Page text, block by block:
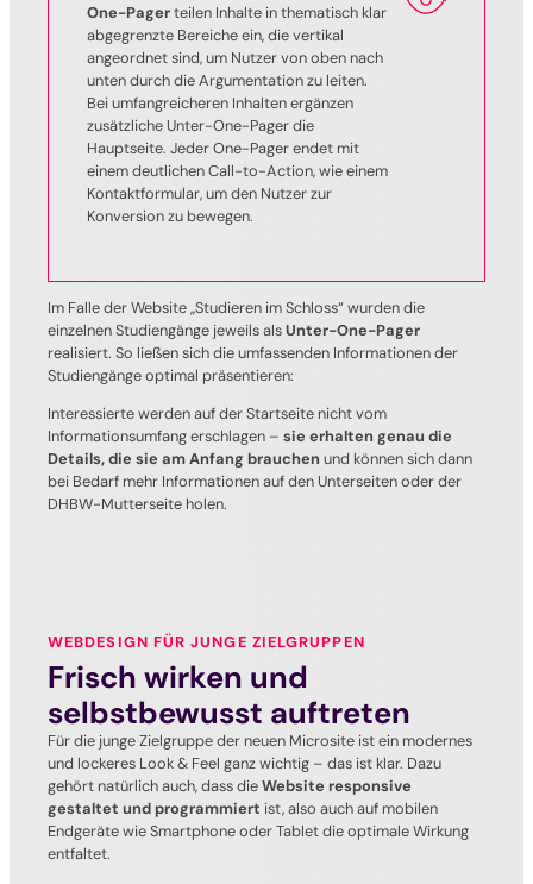
One-Pagerteilen Inhalte in thematisch klar
abgegrenzte Bereiche ein, die vertikal
angeordnet sind, um Nutzer von oben nach
unten durch die Argumentation zu leiten.
Bei umfangreicheren Inhalten ergänzen
zusätzliche Unter-One-Pager die
Hauptseite. Jeder One-Pager endet mit
einem deutlichen Call-to-Action, wie einem
Kontaktformular, um den Nutzer zur
Konversion zu bewegen.
Im Falle der Website „Studieren im Schloss“ wurden die
einzelnen Studiengänge jeweils alsUnter-One-Pager
realisiert. So ließen sich die umfassenden Informationen der
Studiengänge optimal präsentieren:
Interessierte werden auf der Startseite nicht vom
Informationsumfang erschlagen – sie erhalten genau die
Details, die sie am Anfang brauchen und können sich dann
bei Bedarf mehr Informationen auf den Unterseiten oder der
DHBW-Mutterseite holen.
WEBDESIGN FÜR JUNGE ZIELGRUPPEN
Frisch wirken und
selbstbewusst auftreten
Für die junge Zielgruppe der neuen Microsite ist ein modernes
und lockeres Look & Feel ganz wichtig – das ist klar. Dazu
gehört natürlich auch, dass dieWebsite responsive
gestaltet und programmiert ist, also auch auf mobilen
Endgeräte wie Smartphone oder Tablet die optimale Wirkung
entfaltet.